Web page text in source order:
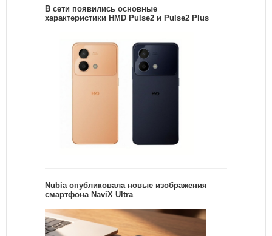
В сети появились основные
характеристики HMD Pulse2 и Pulse2 Plus
Nubia опубликовала новые изображения
смартфона NaviX Ultra